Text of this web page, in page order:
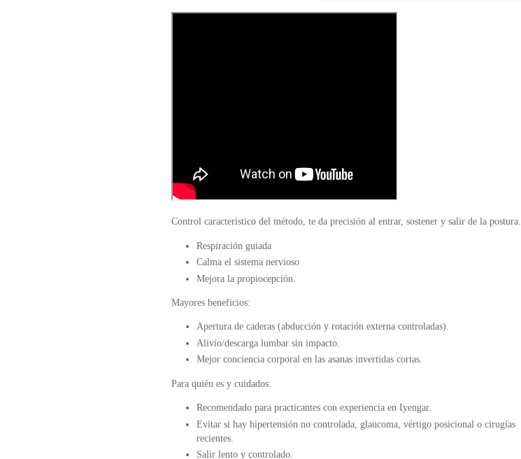
Control característico del método, te da precisión al entrar, sostener y salir de la postura.
Respiración guiada
Calma el sistema nervioso
Mejora la propiocepción.
Mayores beneficios:
Apertura de caderas (abducción y rotación externa controladas).
Alivio/descarga lumbar sin impacto.
Mejor conciencia corporal en las asanas invertidas cortas.
Para quién es y cuidados:
Recomendado para practicantes con experiencia en Iyengar.
Evitar si hay hipertensión no controlada, glaucoma, vértigo posicional o cirugías
recientes.
Salir lento y controlado.